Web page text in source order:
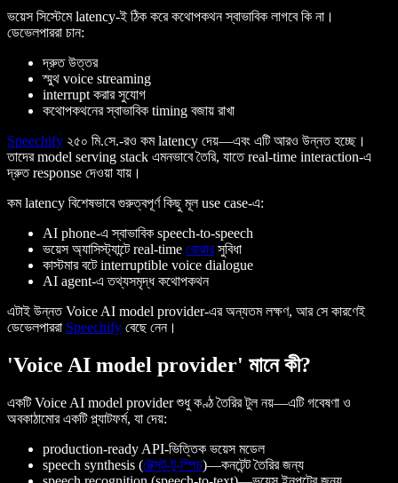
ভয়েস সিস্টেমে latency-ই ঠিক করে কথোপকথন স্বাভাবিক লাগবে কি না।
ডেভেলপাররা চান:
দ্রুত উত্তর
স্মুথ voice streaming
interrupt করার সুযোগ
কথোপকথনের স্বাভাবিক timing বজায় রাখা
Speechify ২৫০ মি.সে.-রও কম latency দেয়—এবং এটি আরও উন্নত হচ্ছে।
তাদের model serving stack এমনভাবে তৈরি, যাতে real-time interaction-এ
দ্রুত response দেওয়া যায়।
কম latency বিশেষভাবে গুরুত্বপূর্ণ কিছু মূল use case-এ:
AI phone-এ স্বাভাবিক speech-to-speech
ভয়েস অ্যাসিস্ট্যান্টে real-time বোঝারসুবিধা
কাস্টমার বটে interruptible voice dialogue
AI agent-এ তথ্যসমৃদ্ধ কথোপকথন
এটাই উন্নত Voice AI model provider-এর অন্যতম লক্ষণ, আর সে কারণেই
ডেভেলপাররা Speechify বেছে নেন।
'Voice AI model provider' মানে কী?
একটি Voice AI model provider শুধু কণ্ঠ তৈরির টুল নয়—এটি গবেষণা ও
অবকাঠামোর একটি প্ল্যাটফর্ম, যা দেয়:
production-ready API-ভিত্তিক ভয়েস মডেল
speech synthesis (টেক্সট-টু-স্পিচ)—কনটেন্ট তৈরির জন্য